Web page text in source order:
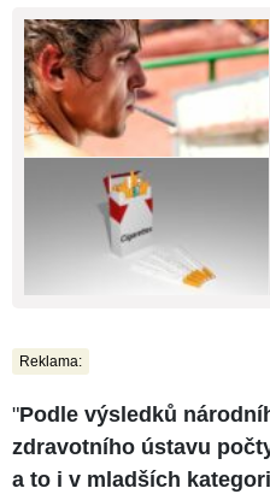
Reklama:
"Podle výsledků
zdravotního ústavu
a to i v mladších